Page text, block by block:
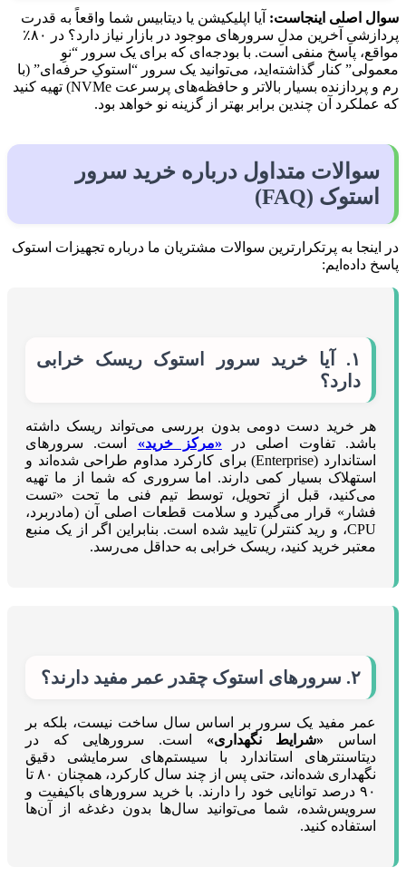
سوال اصلی اینجاست: آیا اپلیکیشن یا دیتابیس شما واقعاً به قدرت
پردازشیِ آخرین مدلِ سرورهای موجود در بازار نیاز دارد؟ در ۸۰٪
مواقع، پاسخ منفی است. با بودجه‌ای که برای یک سرور “نوِ
معمولی” کنار گذاشته‌اید، می‌توانید یک سرور “استوکِ حرفه‌ای” (با
رم و پردازنده بسیار بالاتر و حافظه‌های پرسرعت NVMe) تهیه کنید
که عملکرد آن چندین برابر بهتر از گزینه نو خواهد بود.
سوالات متداول درباره خرید سرور
استوک (FAQ)
در اینجا به پرتکرارترین سوالات مشتریان ما درباره تجهیزات استوک
پاسخ داده‌ایم:
۱. آیا خرید سرور استوک ریسک خرابی
دارد؟
هر خرید دست دومی بدون بررسی می‌تواند ریسک داشته
باشد. تفاوت اصلی در «مرکز خرید» است. سرورهای
استاندارد (Enterprise) برای کارکرد مداوم طراحی شده‌اند و
استهلاک بسیار کمی دارند. اما سروری که شما از ما تهیه
می‌کنید، قبل از تحویل، توسط تیم فنی ما تحت «تست
فشار» قرار می‌گیرد و سلامت قطعات اصلی آن (مادربرد،
CPU، و رید کنترلر) تایید شده است. بنابراین اگر از یک منبع
معتبر خرید کنید، ریسک خرابی به حداقل می‌رسد.
۲. سرورهای استوک چقدر عمر مفید دارند؟
عمر مفید یک سرور بر اساس سال ساخت نیست، بلکه بر
اساس «شرایط نگهداری» است. سرورهایی که در
دیتاسنترهای استاندارد با سیستم‌های سرمایشی دقیق
نگهداری شده‌اند، حتی پس از چند سال کارکرد، همچنان ۸۰ تا
۹۰ درصد توانایی خود را دارند. با خرید سرورهای باکیفیت و
سرویس‌شده، شما می‌توانید سال‌ها بدون دغدغه از آن‌ها
استفاده کنید.